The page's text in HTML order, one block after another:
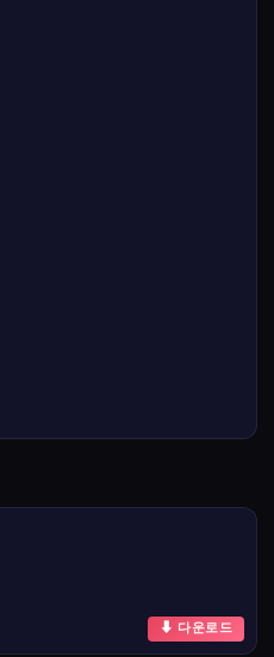
⬇ 다운로드